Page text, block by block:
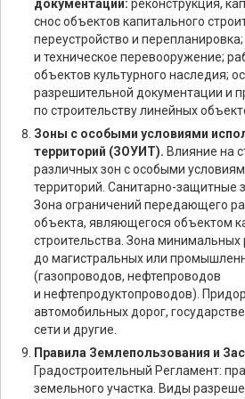
документации: реконструкция,
снос объектов капитального
переустройство и
и техническое перевооружение;
объектов культурного наследия;
разрешительной документации и
по строительству линейных
Зоны с особыми условиями
территорий (ЗОУИТ). Влияние на
различных зон с особыми
территорий. Санитарно-защитные
Зона ограничений передающего
объекта, являющегося объектом
строительства. Зона минимальных
до магистральных или
(газопроводов, нефтепроводов
и нефтепродуктопроводов).
автомобильных дорог,
сети и другие.
Правила Землепользования и
Градостроительный Регламент:
земельного участка. Виды